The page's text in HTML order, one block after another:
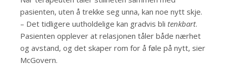
pasienten, uten å trekke seg unna, kan noe nytt skje.
– Det tidligere uutholdelige kan gradvis bli tenkbart.
Pasienten opplever at relasjonen tåler både nærhet
og avstand, og det skaper rom for å føle på nytt, sier
McGovern.